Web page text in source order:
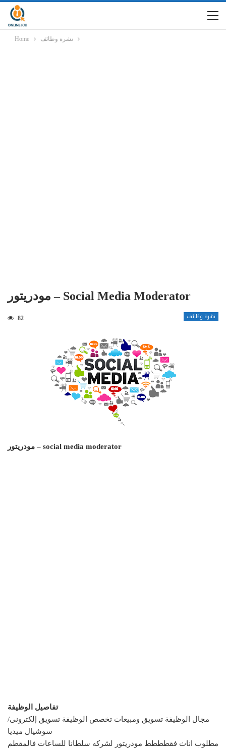
Home نشرة وظائف
مودريتور – Social Media Moderator
نشرة وظائف 82
مودريتور – social media moderator
تفاصيل الوظيفة
مجال الوظيفة تسويق ومبيعات تخصص الوظيفة تسويق إلكترونى/
سوشيال ميديا
مطلوب اناث فقطططط مودريتور لشركه سلطانا للساعات فالمقطم